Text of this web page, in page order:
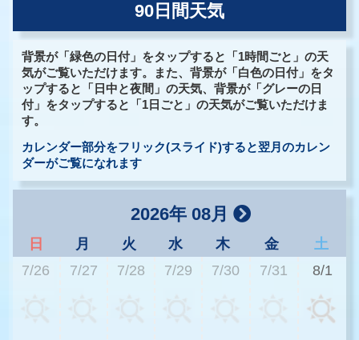
90日間天気
背景が「緑色の日付」をタップすると「1時間ごと」の天
気がご覧いただけます。また、背景が「白色の日付」をタ
ップすると「日中と夜間」の天気、背景が「グレーの日
付」をタップすると「1日ごと」の天気がご覧いただけま
す。
カレンダー部分をフリック(スライド)すると翌月のカレン
ダーがご覧になれます
2026年 08月
日 月 火 水 木 金
土
7/26
7/27 7/28 7/29 7/30 7/31 8/1